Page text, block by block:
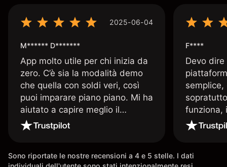
2025-06-04
M****** D*******
App molto utile per chi inizia da
zero. C’è sia la modalità demo
che quella con soldi veri, così
puoi imparare piano piano. Mi ha
aiutato a capire meglio il
trading. La consiglio a chi parte
senza esperienza.
F****
Devo
funziona,
Davide e'
spiega
Sono riportate le nostre recensioni a 4 e 5 stelle. I dati